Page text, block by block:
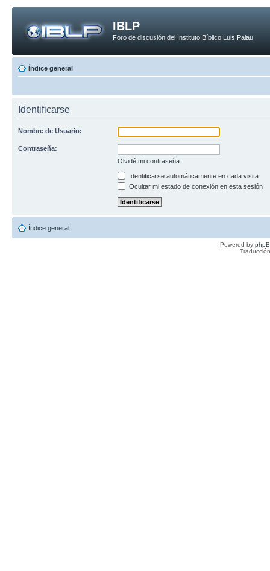
IBLP
Foro de discusión del Instituto Bíblico Luis Palau
Índice general
Identificarse
Nombre de Usuario:
Contraseña:
Olvidé mi contraseña
Identificarse automáticamente en cada visita
Ocultar mi estado de conexión en esta sesión
Índice general
Powered by